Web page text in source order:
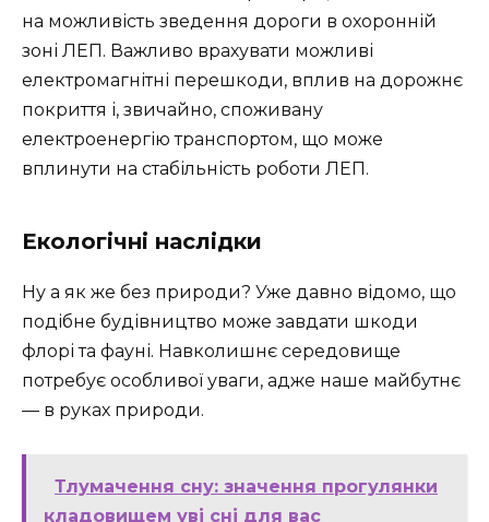
на можливість зведення дороги в охоронній
зоні ЛЕП. Важливо врахувати можливі
електромагнітні перешкоди, вплив на дорожнє
покриття і, звичайно, споживану
електроенергію транспортом, що може
вплинути на стабільність роботи ЛЕП.
Екологічні наслідки
Ну а як же без природи? Уже давно відомо, що
подібне будівництво може завдати шкоди
флорі та фауні. Навколишнє середовище
потребує особливої уваги, адже наше майбутнє
— в руках природи.
Тлумачення сну: значення прогулянки
кладовищем уві сні для вас